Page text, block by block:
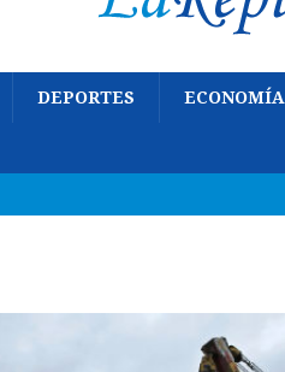
DEPORTES ECONOMÍA